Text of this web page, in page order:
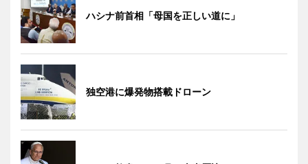
ハシナ前首相「母国を正しい道に」
独空港に爆発物搭載ドローン